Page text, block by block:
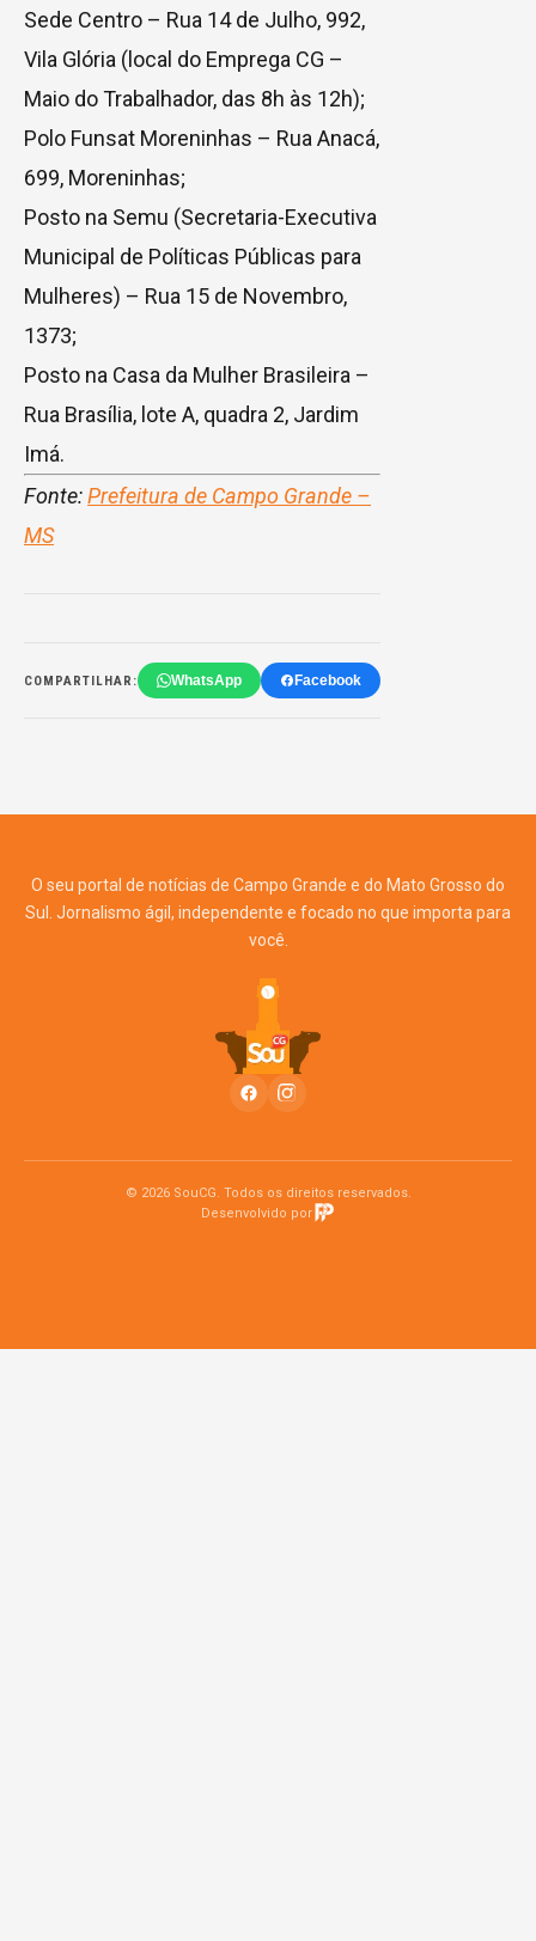
Sede Centro – Rua 14 de Julho, 992,
Vila Glória (local do Emprega CG –
Maio do Trabalhador, das 8h às 12h);
Polo Funsat Moreninhas – Rua Anacá,
699, Moreninhas;
Posto na Semu (Secretaria-Executiva
Municipal de Políticas Públicas para
Mulheres) – Rua 15 de Novembro,
1373;
Posto na Casa da Mulher Brasileira –
Rua Brasília, lote A, quadra 2, Jardim
Imá.
Fonte:Prefeitura de Campo Grande –
MS
COMPARTILHAR: WhatsApp Facebook
O seu portal de notícias de Campo Grande e do Mato Grosso do
Sul. Jornalismo ágil, independente e focado no que importa para
você.
© 2026 SouCG. Todos os direitos reservados.
Desenvolvido por